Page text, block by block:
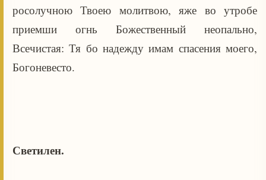
росолучною Твоею молитвою, яже во утробе
приемши огнь Божественный неопально,
Всечистая: Тя бо надежду имам спасения моего,
Богоневесто.
Светилен.